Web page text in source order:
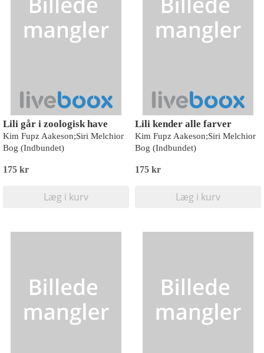
Lili går i zoologisk have
Kim Fupz Aakeson;Siri Melchior
Bog (Indbundet)
175 kr
Læg i kurv
Lili kender alle farver
Kim Fupz Aakeson;Siri Melchior
Bog (Indbundet)
175 kr
Læg i kurv